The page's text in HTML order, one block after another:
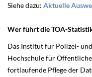
Siehe dazu: Aktuelle
Wer führt die TOA-
Das Institut für Polizei-
Hochschule für
fortlaufende Pflege der